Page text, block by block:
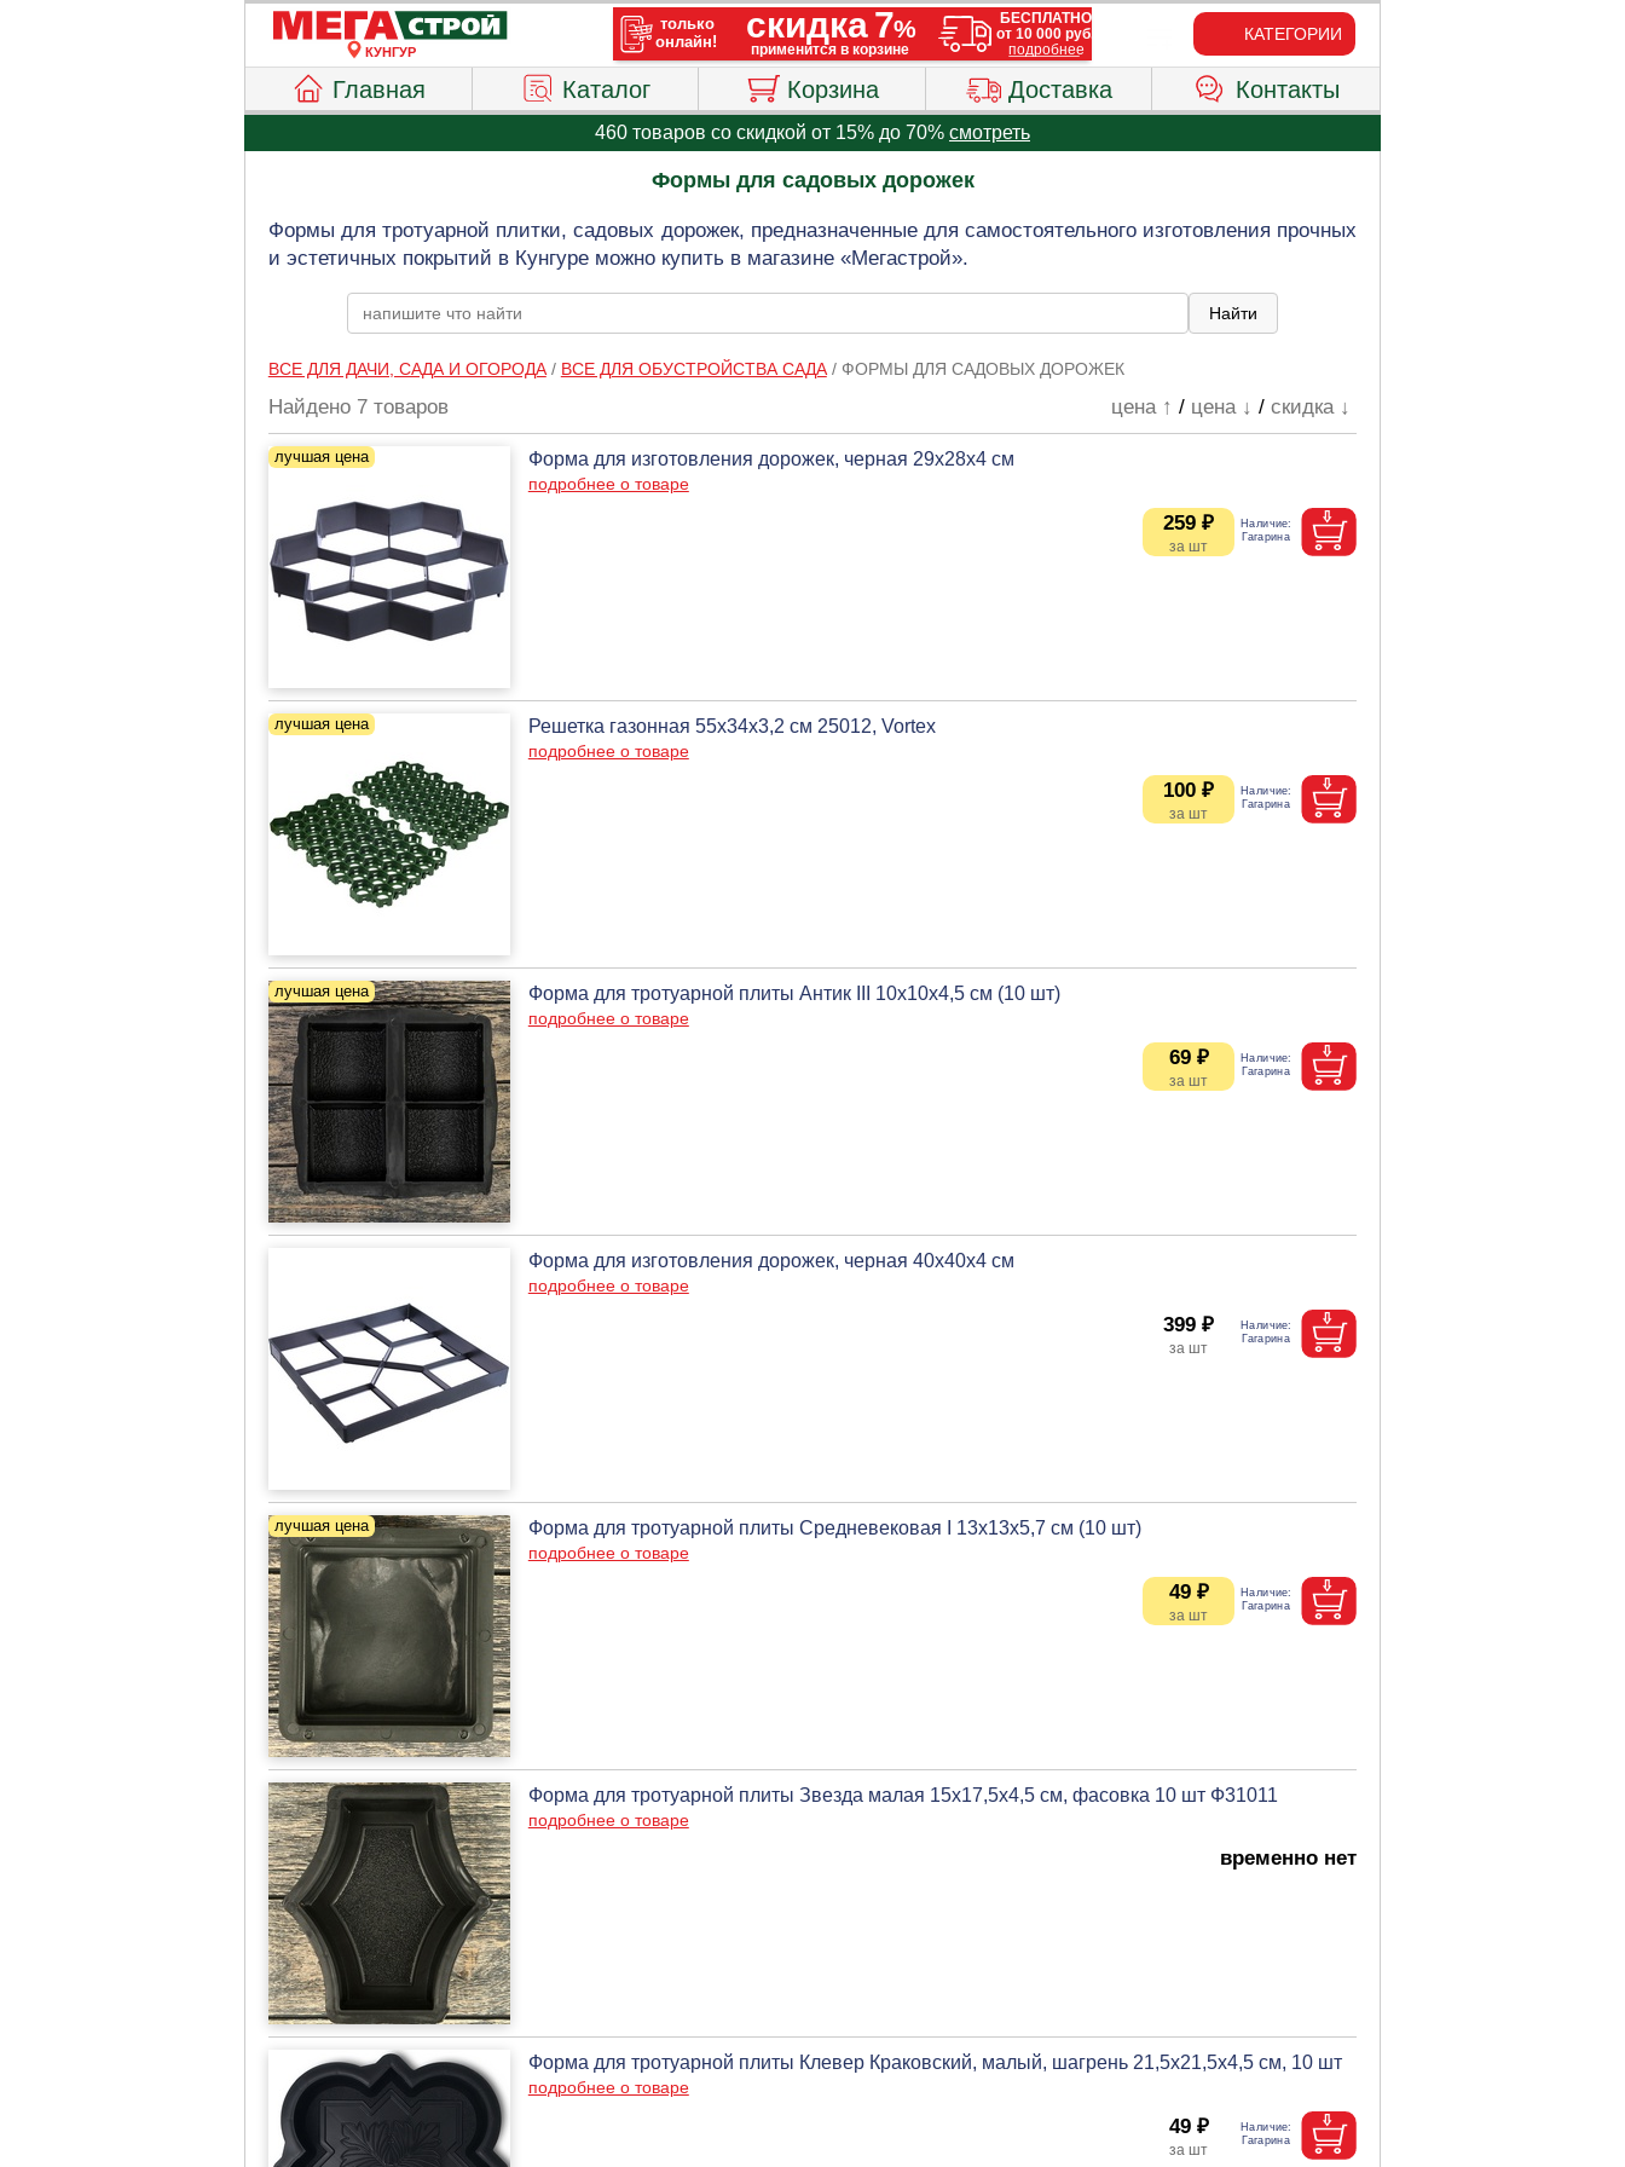
КУНГУР
КАТЕГОРИИ
Главная Каталог Корзина Доставка Контакты
460 товаров со скидкой от 15% до 70% смотреть
Формы для садовых дорожек
Формы для тротуарной плитки, садовых дорожек, предназначенные для самостоятельного изготовления прочных
и эстетичных покрытий в Кунгуре можно купить в магазине «Мегастрой».
ВСЕ ДЛЯ ДАЧИ, САДА И ОГОРОДА/ ВСЕ ДЛЯ ОБУСТРОЙСТВА САДА/ ФОРМЫ ДЛЯ САДОВЫХ ДОРОЖЕК
Найдено 7 товаров цена ↑ / цена ↓ /скидка ↓
Форма для изготовления дорожек, черная 29х28х4 см
подробнее о товаре
259 ₽
Решетка газонная 55х34х3,2 см 25012, Vortex
подробнее о товаре
100 ₽
Форма для тротуарной плиты Антик III 10х10х4,5 см (10 шт)
подробнее о товаре
69 ₽
Форма для изготовления дорожек, черная 40х40х4 см
подробнее о товаре
399 ₽
Форма для тротуарной плиты Средневековая I 13х13х5,7 см (10 шт)
подробнее о товаре
49 ₽
Форма для тротуарной плиты Звезда малая 15х17,5х4,5 см, фасовка 10 шт Ф31011
подробнее о товаре
временно нет
Форма для тротуарной плиты Клевер Краковский, малый, шагрень 21,5х21,5х4,5 см, 10 шт
подробнее о товаре
49 ₽